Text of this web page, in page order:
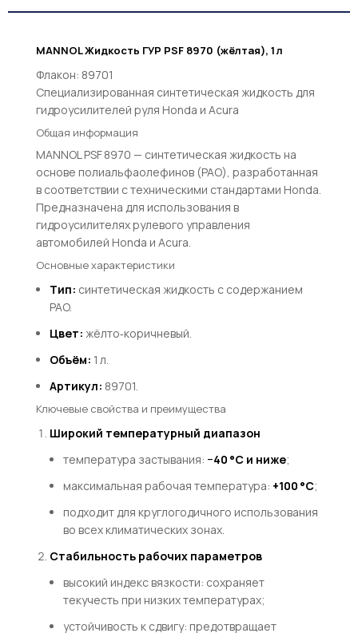
MANNOL Жидкость ГУР PSF 8970 (жёлтая), 1 л
Флакон: 89701
Специализированная синтетическая жидкость для
гидроусилителей руля Honda и Acura
Общая информация
MANNOL PSF 8970 — синтетическая жидкость на
основе полиальфаолефинов (PAO), разработанная
в соответствии с техническими стандартами Honda.
Предназначена для использования в
гидроусилителях рулевого управления
автомобилей Honda и Acura.
Основные характеристики
Тип: синтетическая жидкость с содержанием
PAO.
Цвет: жёлто‑коричневый.
Объём: 1 л.
Артикул: 89701.
Ключевые свойства и преимущества
Широкий температурный диапазон
температура застывания: −40 °C и ниже;
максимальная рабочая температура: +100 °C;
подходит для круглогодичного использования
во всех климатических зонах.
Стабильность рабочих параметров
высокий индекс вязкости: сохраняет
текучесть при низких температурах;
устойчивость к сдвигу: предотвращает